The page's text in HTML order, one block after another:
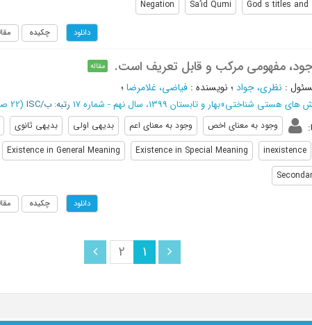
God s titles and
Sa’id Qumi
Negation
دانلود چکیده
مفهومی مرکب و قابل تعریف است. مقاله
: نظری، جواد؛ نویسنده : فیاضی، غلامرضا؛
های هستی شناختی»بهار و تابستان 1399، سال نهم - شماره 17 رتبه: ب/ISC (‎22 صفحه -
: وجود به معنای اخص وجود به معنای اعم بدیهی اولی بدیهی ثانوی
inexistence
Existence in Special Meaning
Existence in General Meaning
دانلود چکیده
1
2